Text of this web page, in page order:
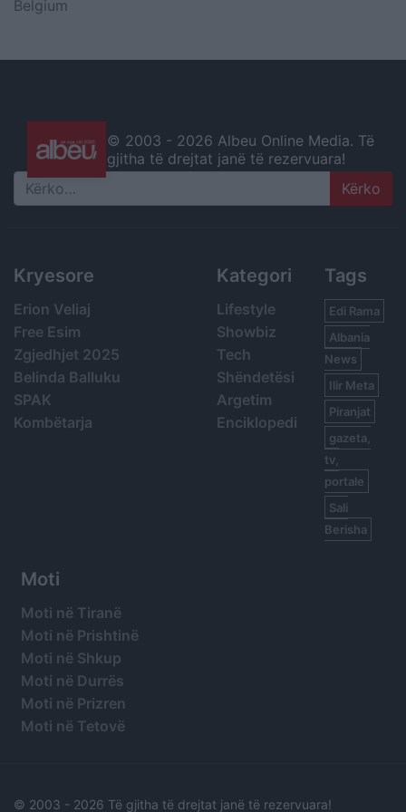
Belgium
© 2003 - 2026 Albeu Online Media. Të
gjitha të drejtat janë të rezervuara!
Search
Kryesore
Erion Veliaj
Free Esim
Zgjedhjet 2025
Belinda Balluku
SPAK
Kombëtarja
Kategori
Lifestyle
Showbiz
Tech
Shëndetësi
Argetim
Enciklopedi
Tags
Edi Rama
Albania
News
Ilir Meta
Piranjat
gazeta,
tv,
portale
Sali
Berisha
Moti
Moti në Tiranë
Moti në Prishtinë
Moti në Shkup
Moti në Durrës
Moti në Prizren
Moti në Tetovë
© 2003 - 2026 Të gjitha të drejtat janë të rezervuara!